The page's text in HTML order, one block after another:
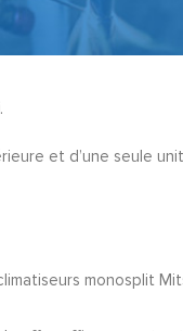
.
et d’une seule
monosplit